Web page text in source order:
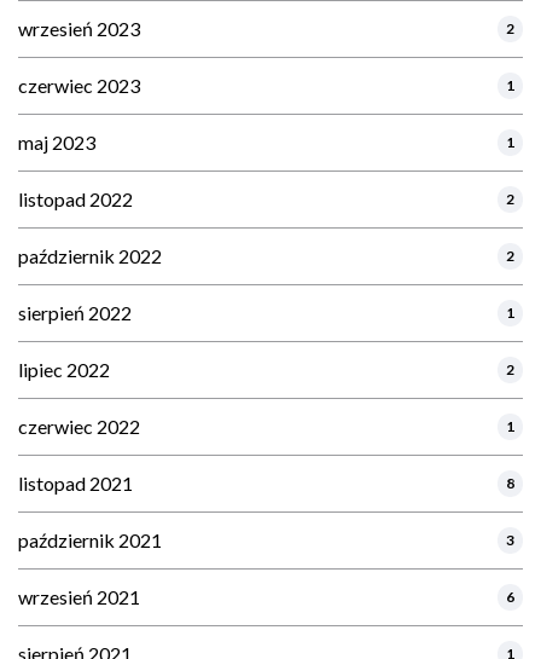
wrzesień 2023 2
czerwiec 2023 1
maj 2023 1
listopad 2022 2
październik 2022 2
sierpień 2022 1
lipiec 2022 2
czerwiec 2022 1
listopad 2021 8
październik 2021 3
wrzesień 2021 6
sierpień 2021 1